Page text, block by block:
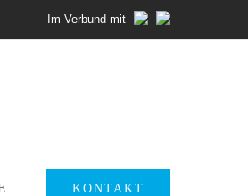
Im Verbund mit
KONTAKT